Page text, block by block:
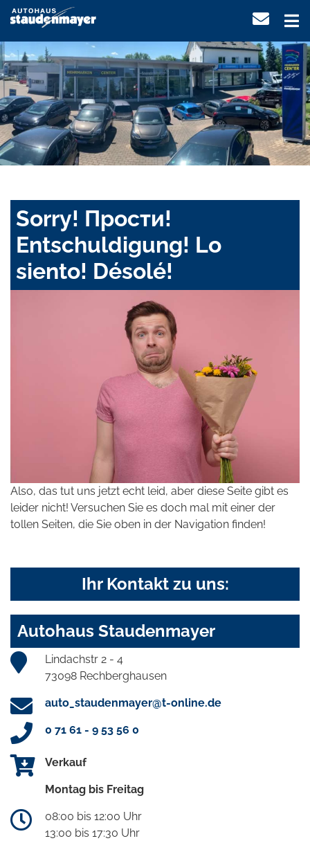
Sorry! Прости!
Entschuldigung! Lo
siento! Désolé!
Also, das tut uns jetzt echt leid, aber diese Seite gibt es
leider nicht! Versuchen Sie es doch mal mit einer der
tollen Seiten, die Sie oben in der Navigation finden!
Ihr Kontakt zu uns:
Autohaus Staudenmayer
Lindachstr 2 - 4
73098 Rechberghausen
auto_staudenmayer@t-online.de
0 71 61 - 9 53 56 0
Verkauf
Montag bis Freitag
08:00 bis 12:00 Uhr
13:00 bis 17:30 Uhr